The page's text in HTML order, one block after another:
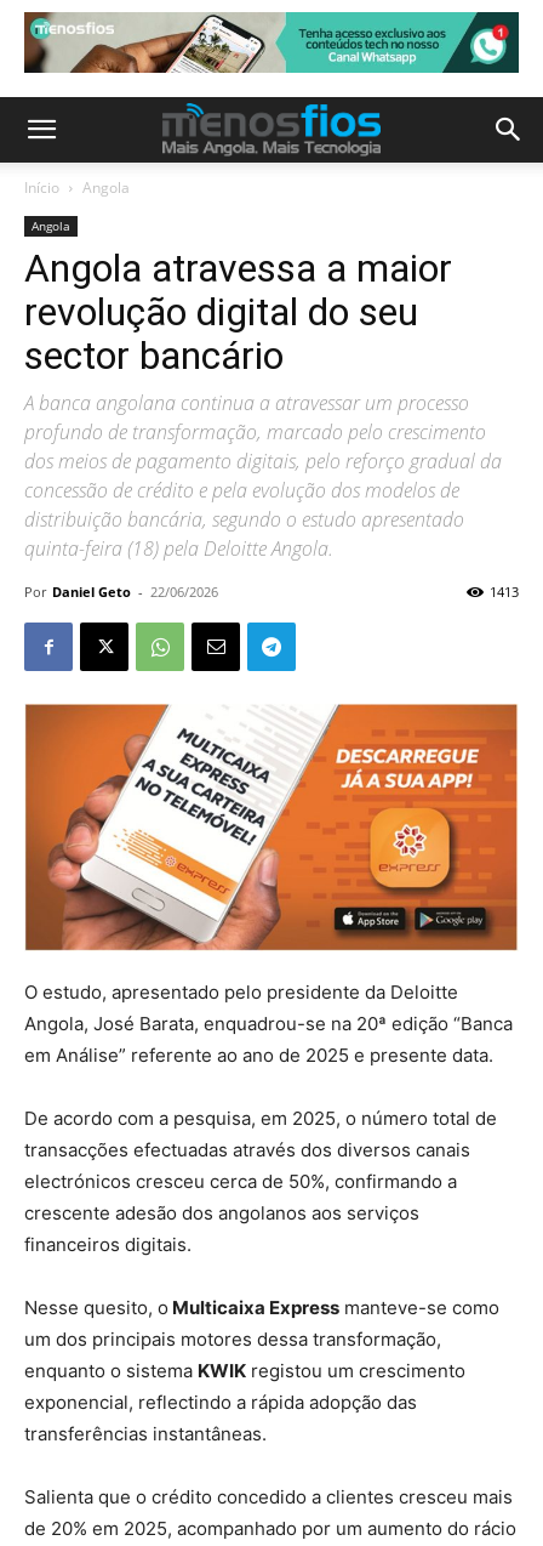
Início Angola
Angola
Angola atravessa a maior
revolução digital do seu
sector bancário
A banca angolana continua a atravessar um processo
profundo de transformação, marcado pelo crescimento
dos meios de pagamento digitais, pelo reforço gradual da
concessão de crédito e pela evolução dos modelos de
distribuição bancária, segundo o estudo apresentado
quinta-feira (18) pela Deloitte Angola.
Por Daniel Geto - 22/06/2026 1413
O estudo, apresentado pelo presidente da Deloitte
Angola, José Barata, enquadrou-se na 20ª edição “Banca
em Análise” referente ao ano de 2025 e presente data.
De acordo com a pesquisa, em 2025, o número total de
transacções efectuadas através dos diversos canais
electrónicos cresceu cerca de 50%, confirmando a
crescente adesão dos angolanos aos serviços
financeiros digitais.
Nesse quesito, o Multicaixa Express manteve-se como
um dos principais motores dessa transformação,
enquanto o sistema KWIK registou um crescimento
exponencial, reflectindo a rápida adopção das
transferências instantâneas.
Salienta que o crédito concedido a clientes cresceu mais
de 20% em 2025, acompanhado por um aumento do rácio